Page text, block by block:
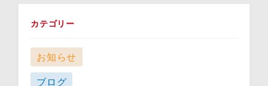
カテゴリー
お知らせ
ブログ